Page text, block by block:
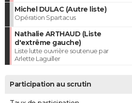
Michel DULAC (Autre liste)
Opération Spartacus
Nathalie ARTHAUD (Liste
d'extrême gauche)
Liste lutte ouvrière soutenue par
Arlette Laguiller
Participation au scrutin